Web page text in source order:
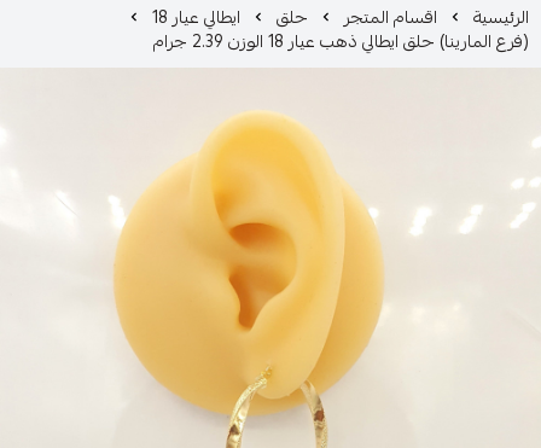
الرئيسية اقسام المتجر حلق ايطالي عيار 18
(فرع المارينا) حلق ايطالي ذهب عيار 18 الوزن 2.39 جرام